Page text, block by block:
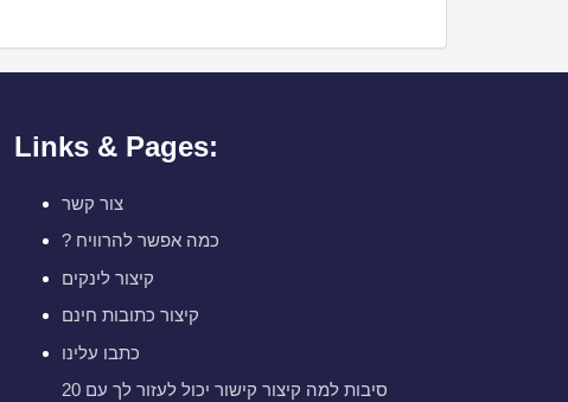
Links & Pages:
צור קשר
? כמה אפשר להרוויח
קיצור לינקים
קיצור כתובות חינם
כתבו עלינו
20 סיבות למה קיצור קישור יכול לעזור לך עם